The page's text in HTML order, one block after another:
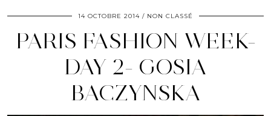
14 OCTOBRE 2014 NON CLASSÉ
PARIS FASHION WEEK-
DAY 2- GOSIA
BACZYNSKA